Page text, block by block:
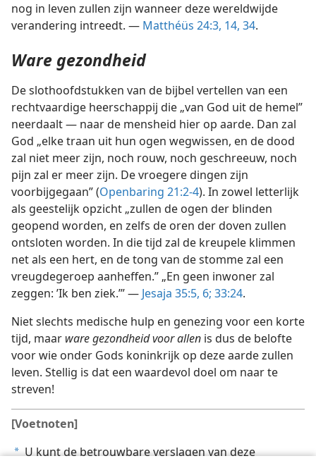
nog in leven zullen zijn wanneer deze wereldwijde
verandering intreedt. — Matthéüs 24:3, 14, 34.
Ware gezondheid
De slothoofdstukken van de bijbel vertellen van een
rechtvaardige heerschappij die „van God uit de hemel”
neerdaalt — naar de mensheid hier op aarde. Dan zal
God „elke traan uit hun ogen wegwissen, en de dood
zal niet meer zijn, noch rouw, noch geschreeuw, noch
pijn zal er meer zijn. De vroegere dingen zijn
voorbijgegaan” (Openbaring 21:2-4). In zowel letterlijk
als geestelijk opzicht „zullen de ogen der blinden
geopend worden, en zelfs de oren der doven zullen
ontsloten worden. In die tijd zal de kreupele klimmen
net als een hert, en de tong van de stomme zal een
vreugdegeroep aanheffen.” „En geen inwoner zal
zeggen: ’Ik ben ziek.’” — Jesaja 35:5, 6; 33:24.
Niet slechts medische hulp en genezing voor een korte
tijd, maar ware gezondheid voor allen is dus de belofte
voor wie onder Gods koninkrijk op deze aarde zullen
leven. Stellig is dat een waardevol doel om naar te
streven!
[Voetnoten]
aU kunt de betrouwbare verslagen van deze